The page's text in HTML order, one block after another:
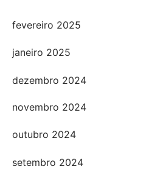
fevereiro 2025
janeiro 2025
dezembro 2024
novembro 2024
outubro 2024
setembro 2024